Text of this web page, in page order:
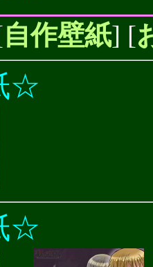
自作壁紙] [
☆
☆